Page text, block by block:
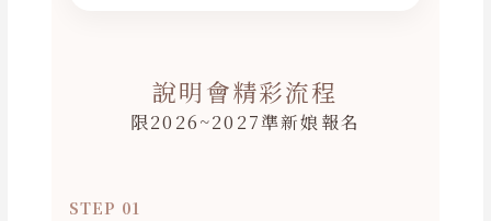
說明會精彩流程
限2026~2027準新娘報名
STEP 01